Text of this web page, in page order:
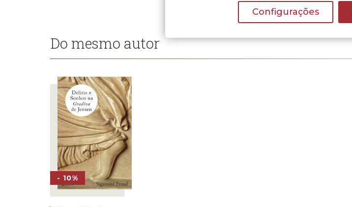
Do mesmo autor
- 10%
Configurações